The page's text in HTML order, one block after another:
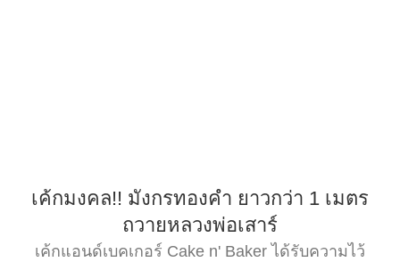
เค้กมงคล!! มังกรทองคำ ยาวกว่า 1 เมตร
ถวายหลวงพ่อเสาร์
เค้กแอนด์เบคเกอร์ Cake n' Baker ได้รับความไว้